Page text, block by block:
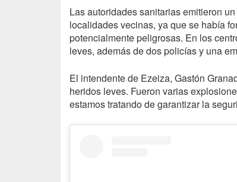
Las autoridades sanitarias emitieron
localidades vecinas, ya que se había
potencialmente peligrosas. En los
leves, además de dos policías y una
El intendente de Ezeiza, Gastón
heridos leves. Fueron varias
estamos tratando de garantizar la